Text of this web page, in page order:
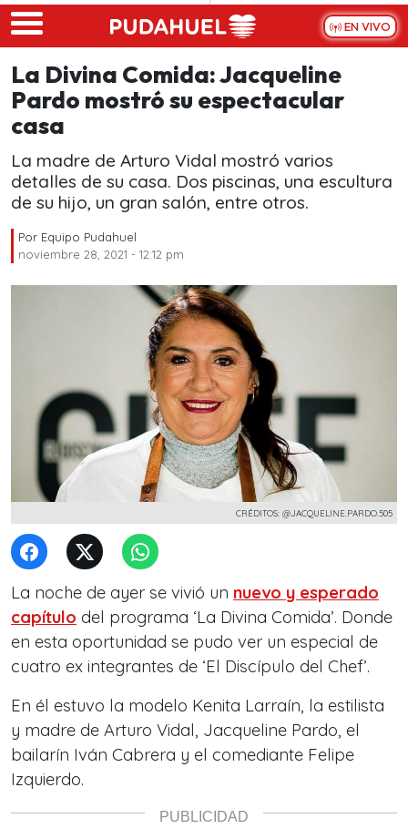
Skip to main content
EN VIVO
La Divina Comida: Jacqueline
Pardo mostró su espectacular
casa
La madre de Arturo Vidal mostró varios
detalles de su casa. Dos piscinas, una escultura
de su hijo, un gran salón, entre otros.
Por Equipo Pudahuel
noviembre 28, 2021 - 12:12 pm
CRÉDITOS: @JACQUELINE.PARDO.505
La noche de ayer se vivió un nuevo y esperado
capítulo del programa ‘La Divina Comida’. Donde
en esta oportunidad se pudo ver un especial de
cuatro ex integrantes de ‘El Discípulo del Chef’.
En él estuvo la modelo Kenita Larraín, la estilista
y madre de Arturo Vidal, Jacqueline Pardo, el
bailarín Iván Cabrera y el comediante Felipe
Izquierdo.